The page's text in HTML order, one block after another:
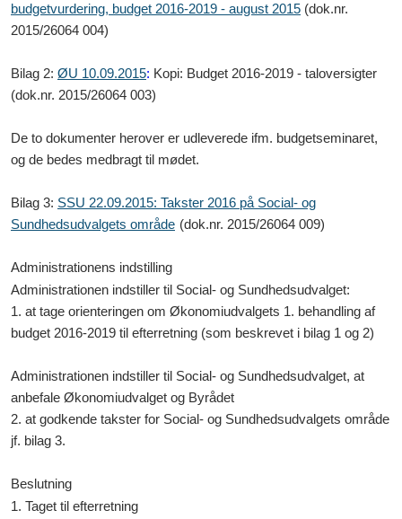
budgetvurdering, budget 2016-2019 - august 2015 (dok.nr.
2015/26064 004)
Bilag 2: ØU 10.09.2015: Kopi: Budget 2016-2019 - taloversigter
(dok.nr. 2015/26064 003)
De to dokumenter herover er udleverede ifm. budgetseminaret,
og de bedes medbragt til mødet.
Bilag 3: SSU 22.09.2015: Takster 2016 på Social- og
Sundhedsudvalgets område (dok.nr. 2015/26064 009)
Administrationens indstilling
Administrationen indstiller til Social- og Sundhedsudvalget:
1. at tage orienteringen om Økonomiudvalgets 1. behandling af
budget 2016-2019 til efterretning (som beskrevet i bilag 1 og 2)
Administrationen indstiller til Social- og Sundhedsudvalget, at
anbefale Økonomiudvalget og Byrådet
2. at godkende takster for Social- og Sundhedsudvalgets område
jf. bilag 3.
Beslutning
1. Taget til efterretning